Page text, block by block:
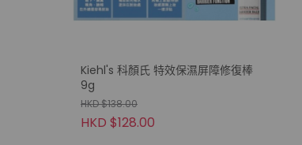
Kiehl's 科顏氏 特效保濕屏障修復棒
9g
HKD $138.00
HKD $128.00